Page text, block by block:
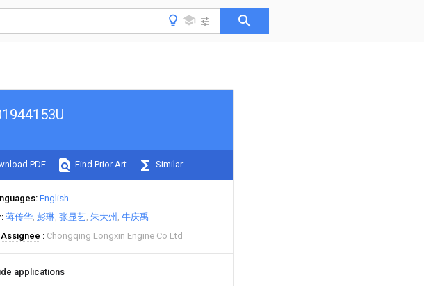
PDF Find Prior Art Similar
English
蒋传华 彭琳 张显艺 朱大州 牛庆禹
Chongqing Longxin Engine Co Ltd
applications